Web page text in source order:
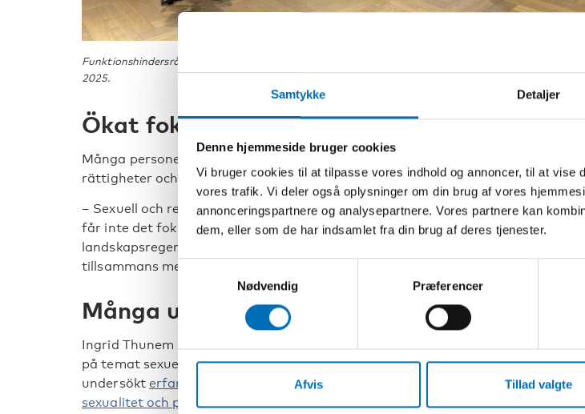
Samtykke Detaljer
Denne hjemmeside bruger cookies
Vi bruger cookies til at tilpasse vores indhold og annoncer, til at vise
vores trafik. Vi deler også oplysninger om din brug af vores
annonceringspartnere og analysepartnere. Vores partnere kan
dem, eller som de har indsamlet fra din brug af deres tjenester.
Samtykkevalg
Nødvendig
Præferencer
Afvis Tillad valgte
Funktionshindersrådet och Nordic Youth Disability Summit vid mötet i Stockholm i slutet av oktober
2025.
Ökat fokus på sexuell hälsa behövs
Många personer med funktionsnedsättning nekas sina sexuella och reproduktiva
rättigheter och deras sexuella och reproduktiva hälsa glöms ofta bort.
– Sexuell och reproduktiv hälsa för personer som lever med
får inte det fokus som krävs idag, säger Gunilla Lindqvist från Ålands
landskapsregering, som har ordförandeposten i Funktionshindersrådet
tillsammans med Finland 2025.
Många undviker att be om assistans
Ingrid Thunem är doktorand vid VID vitenskapelige høgskole i Norge och forskar
på temat sexuell hälsa bland personer med funktionsnedsättning. Hon har
undersökt erfarenheter och attityder hos personer med funktionsnedsättning till
sexualitet och personlig assistans.